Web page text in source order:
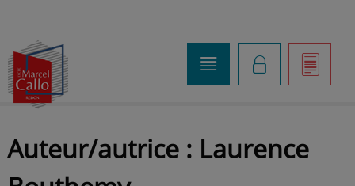
]
K
o
Auteur/autrice : Laurence